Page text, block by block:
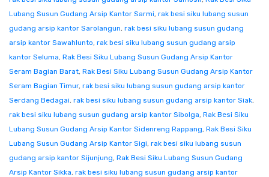
Lubang Susun Gudang Arsip Kantor Sarmi, rak besi siku lubang susun
gudang arsip kantor Sarolangun, rak besi siku lubang susun gudang
arsip kantor Sawahlunto, rak besi siku lubang susun gudang arsip
kantor Seluma, Rak Besi Siku Lubang Susun Gudang Arsip Kantor
Seram Bagian Barat, Rak Besi Siku Lubang Susun Gudang Arsip Kantor
Seram Bagian Timur, rak besi siku lubang susun gudang arsip kantor
Serdang Bedagai, rak besi siku lubang susun gudang arsip kantor Siak,
rak besi siku lubang susun gudang arsip kantor Sibolga, Rak Besi Siku
Lubang Susun Gudang Arsip Kantor Sidenreng Rappang, Rak Besi Siku
Lubang Susun Gudang Arsip Kantor Sigi, rak besi siku lubang susun
gudang arsip kantor Sijunjung, Rak Besi Siku Lubang Susun Gudang
Arsip Kantor Sikka, rak besi siku lubang susun gudang arsip kantor